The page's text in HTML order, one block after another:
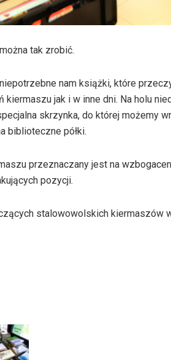
tak zrobić.
nam książki, które
kiermaszu jak i w inne dni. Na holu
skrzynka, do której możemy
biblioteczne półki.
przeznaczany jest na
pozycji.
stalowowolskich kiermaszów